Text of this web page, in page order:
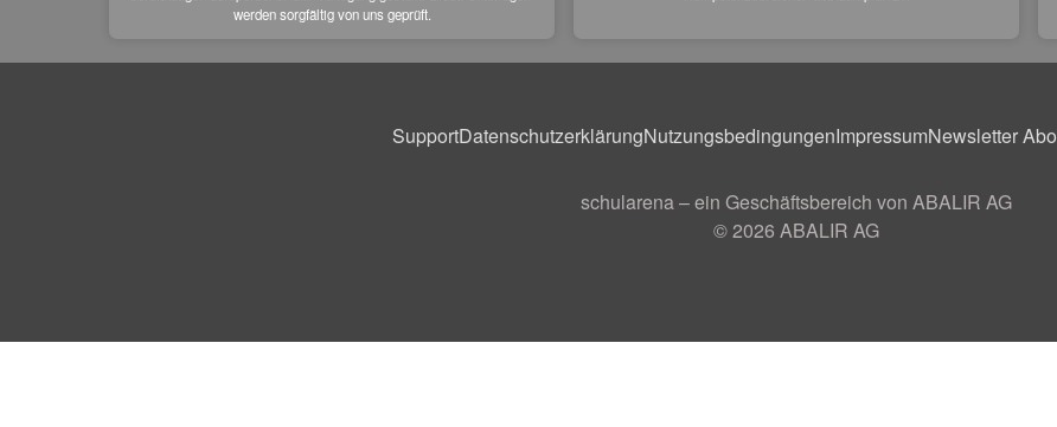
werden sorgfältig von uns geprüft.
SupportDatenschutzerklärungNutzungsbedingungenImpressumNewsletter Abo
schularena – ein Geschäftsbereich von ABALIR AG
© 2026 ABALIR AG